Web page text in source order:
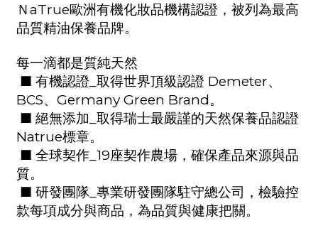
ＮaTrue歐洲有機化妝品機構認證，被列為最高
品質精油保養品牌。
每一滴都是質純天然
■ 有機認證 取得世界頂級認證 Demeter、
BCS、 Germany Green Brand。
■ 絕無添加 取得瑞士最嚴謹的天然保養品認證
Natrue標章。
■ 全球契作 _19座契作農場，確保產品來源與品
質。
■ 研發團隊 專業研發團隊駐守總公司，檢驗控
款每項成分與商品，為品質與健康把關。